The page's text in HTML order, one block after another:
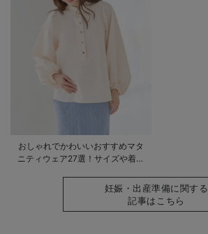
おしゃれでかわいいおすすめマタ
ニティウェア27選！サイズや着る
妊娠・出産準備に関する
記事はこちら